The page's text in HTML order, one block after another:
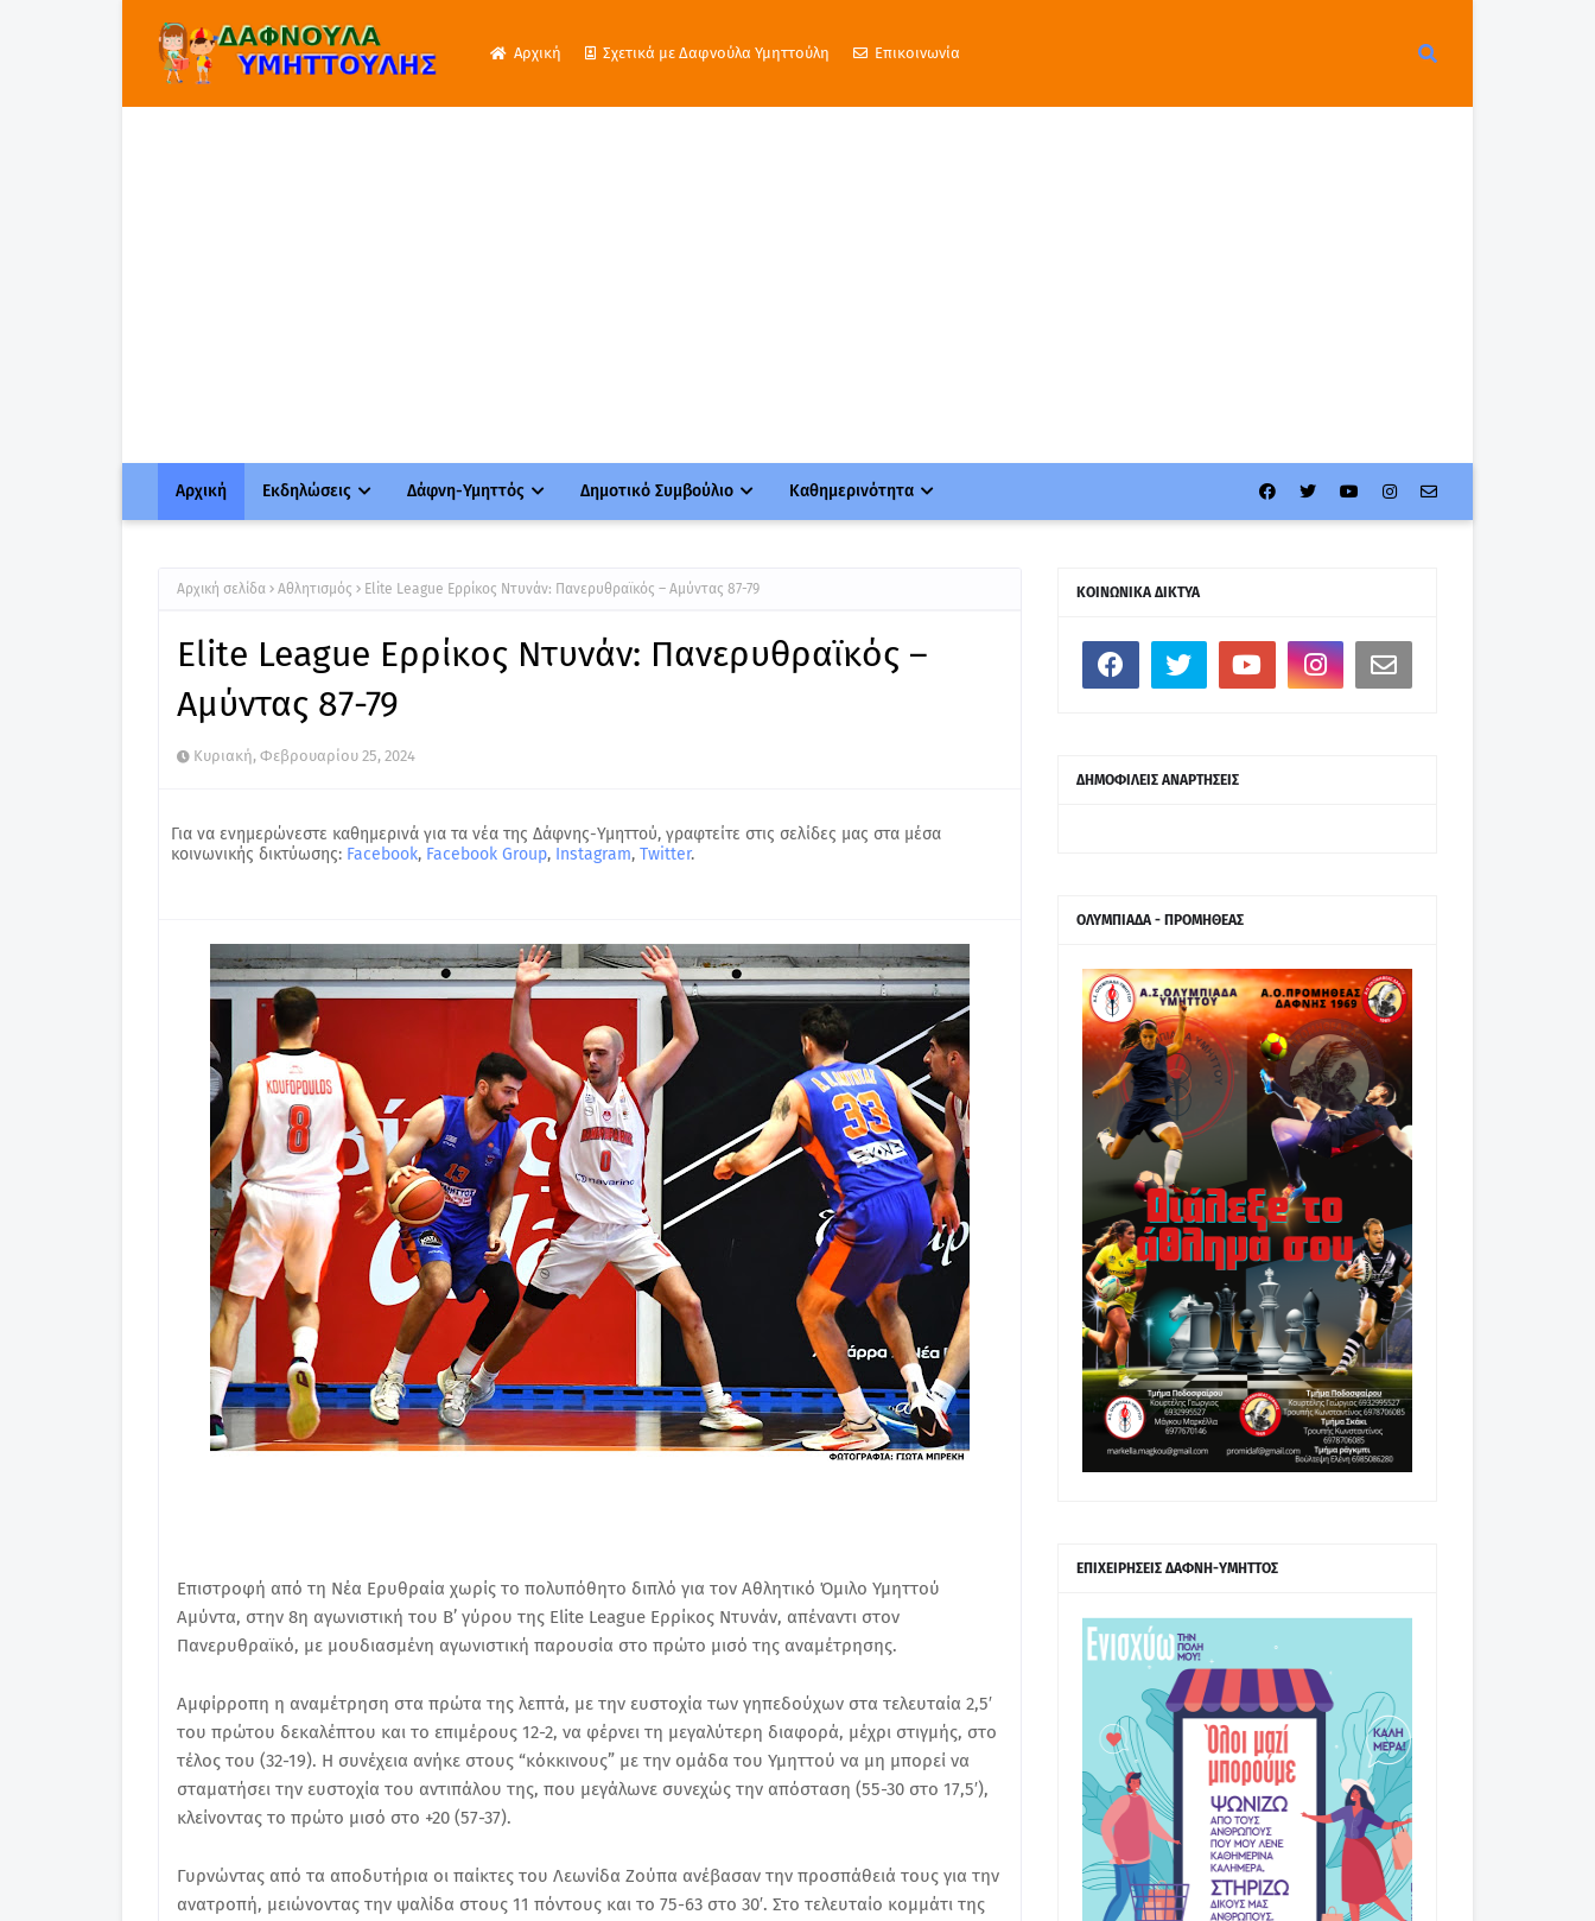
Αρχική Σχετικά με Δαφνούλα Υμηττούλη Επικοινωνία
Αρχική Εκδηλώσεις Δάφνη-Υμηττός Δημοτικό Συμβούλιο Καθημερινότητα
Αρχική σελίδα Αθλητισμός Elite League Ερρίκος Ντυνάν: Πανερυθραϊκός – Αμύντας 87-79
Elite League Ερρίκος Ντυνάν: Πανερυθραϊκός –
Αμύντας 87-79
Κυριακή, Φεβρουαρίου 25, 2024
Για να ενημερώνεστε καθημερινά για τα νέα της Δάφνης-Υμηττού, γραφτείτε στις σελίδες μας στα μέσα
κοινωνικής δικτύωσης: Facebook, Facebook Group, Instagram, Twitter.
Επιστροφή από τη Νέα Ερυθραία χωρίς το πολυπόθητο διπλό για τον Αθλητικό Όμιλο Υμηττού
Αμύντα, στην 8η αγωνιστική του Β’ γύρου της Elite League Ερρίκος Ντυνάν, απέναντι στον
Πανερυθραϊκό, με μουδιασμένη αγωνιστική παρουσία στο πρώτο μισό της αναμέτρησης.
Αμφίρροπη η αναμέτρηση στα πρώτα της λεπτά, με την ευστοχία των γηπεδούχων στα τελευταία 2,5′
του πρώτου δεκαλέπτου και το επιμέρους 12-2, να φέρνει τη μεγαλύτερη διαφορά, μέχρι στιγμής, στο
τέλος του (32-19). Η συνέχεια ανήκε στους “κόκκινους” με την ομάδα του Υμηττού να μη μπορεί να
σταματήσει την ευστοχία του αντιπάλου της, που μεγάλωνε συνεχώς την απόσταση (55-30 στο 17,5′),
κλείνοντας το πρώτο μισό στο +20 (57-37).
Γυρνώντας από τα αποδυτήρια οι παίκτες του Λεωνίδα Ζούπα ανέβασαν την προσπάθειά τους για την
ανατροπή, μειώνοντας την ψαλίδα στους 11 πόντους και το 75-63 στο 30′. Στο τελευταίο κομμάτι της
ΚΟΙΝΩΝΙΚΑ ΔΙΚΤΥΑ
ΔΗΜΟΦΙΛΕΙΣ ΑΝΑΡΤΗΣΕΙΣ
ΟΛΥΜΠΙΑΔΑ - ΠΡΟΜΗΘΕΑΣ
ΕΠΙΧΕΙΡΗΣΕΙΣ ΔΑΦΝΗ-ΥΜΗΤΤΟΣ